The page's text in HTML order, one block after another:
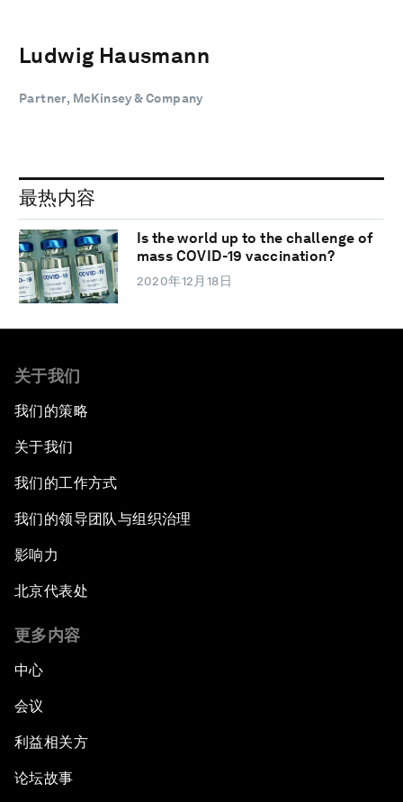
Ludwig Hausmann
Partner, McKinsey & Company
最热内容
Is the world up to the challenge of
mass COVID-19 vaccination?
2020年12月18日
关于我们
我们的策略
关于我们
我们的工作方式
我们的领导团队与组织治理
影响力
北京代表处
更多内容
中心
会议
利益相关方
论坛故事